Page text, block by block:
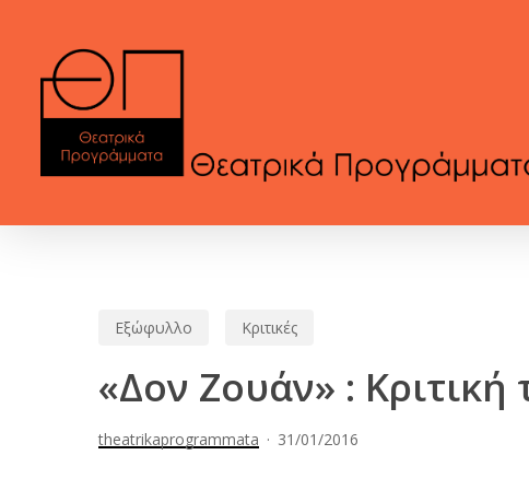
Εξώφυλλο Κριτικές
«Δον Ζουάν» :
theatrikaprogrammata 31/01/2016